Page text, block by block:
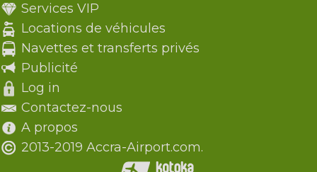
Services VIP
Locations de véhicules
Navettes et transferts privés
Publicité
Log in
Contactez-nous
A propos
2013-2019 Accra-Airport.com.